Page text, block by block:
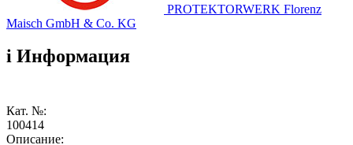
PROTEKTORWERK Florenz
Maisch GmbH & Co. KG
i Информация
Кат. №:
100414
Описание: